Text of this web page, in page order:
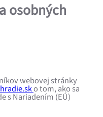
osobných
webovej stránky
o tom, ako sa
s Nariadením (EÚ)